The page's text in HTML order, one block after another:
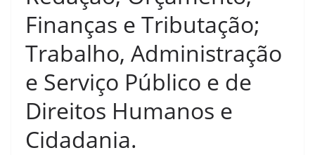
Finanças e Tributação;
Trabalho, Administração
e Serviço Público e de
Direitos Humanos e
Cidadania.